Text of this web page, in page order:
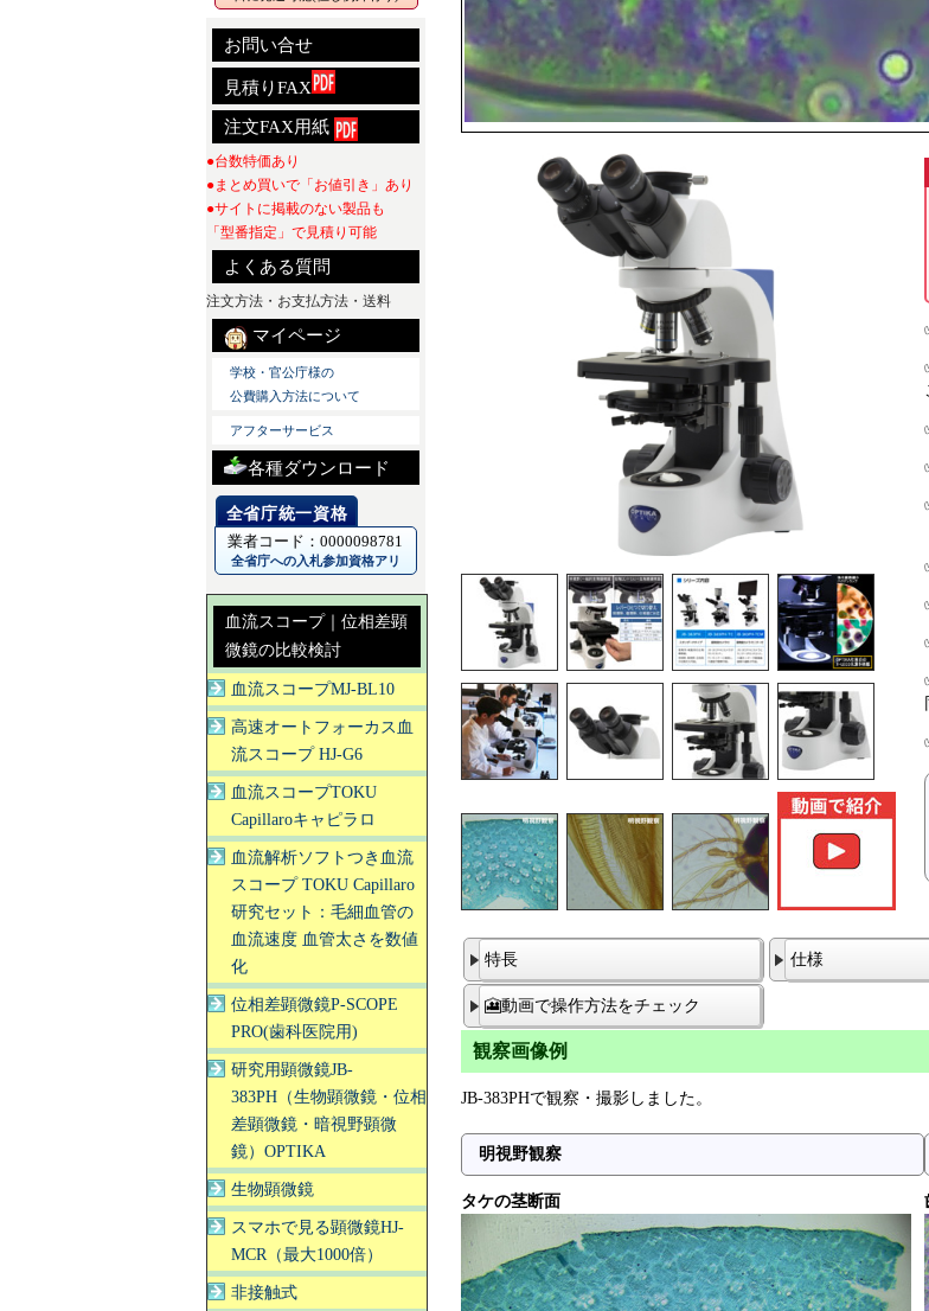
特長
🎦動画で操作方法をチェック
仕様
観察画像例
JB-383PHで観察・撮影しました。
明視野観察
タケの茎断面
お問い合せ
見積りFAX
注文FAX用紙
●台数特価あり
●まとめ買いで「お値引き」あり
●サイトに掲載のない製品も
「型番指定」で見積り可能
よくある質問
注文方法・お支払方法・送料
マイページ
学校・官公庁様の
公費購入方法について
アフターサービス
各種ダウンロード
業者コード：0000098781
全省庁への入札参加資格アリ
血流スコープ｜位相差顕
微鏡の比較検討
血流スコープMJ-BL10
高速オートフォーカス血
流スコープ HJ-G6
血流スコープTOKU
Capillaroキャピラロ
血流解析ソフトつき血流
スコープ TOKU Capillaro
研究セット：毛細血管の
血流速度 血管太さを数値
化
位相差顕微鏡P-SCOPE
PRO(歯科医院用)
研究用顕微鏡JB-
383PH（生物顕微鏡・位相
差顕微鏡・暗視野顕微
鏡）OPTIKA
生物顕微鏡
スマホで見る顕微鏡HJ-
MCR（最大1000倍）
非接触式